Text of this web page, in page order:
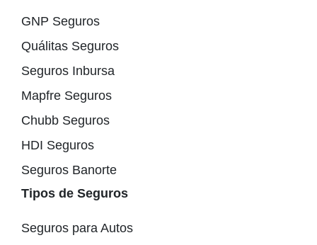
GNP Seguros
Quálitas Seguros
Seguros Inbursa
Mapfre Seguros
Chubb Seguros
HDI Seguros
Seguros Banorte
Tipos de Seguros
Seguros para Autos